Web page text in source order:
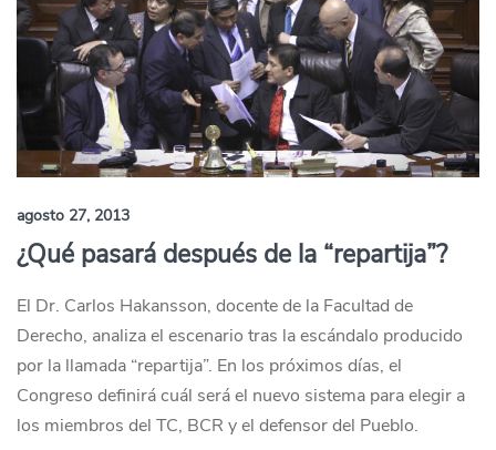
agosto 27, 2013
¿Qué pasará después de la “repartija”?
El Dr. Carlos Hakansson, docente de la Facultad de
Derecho, analiza el escenario tras la escándalo producido
por la llamada “repartija”. En los próximos días, el
Congreso definirá cuál será el nuevo sistema para elegir a
los miembros del TC, BCR y el defensor del Pueblo.